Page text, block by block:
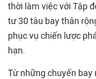
thời làm việc với Tập
tư 30 tàu bay thân
phục vụ chiến lược
hạn.
Từ những chuyến